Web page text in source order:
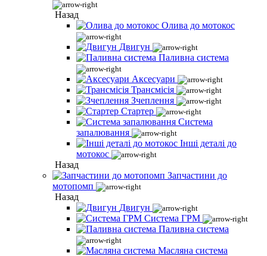
Назад
Олива до мотокос
Двигун
Паливна система
Аксесуари
Трансмісія
Зчеплення
Стартер
Система
запалювання
Інші деталі до
мотокос
Назад
Запчастини до
мотопомп
Назад
Двигун
Система ГРМ
Паливна система
Масляна система